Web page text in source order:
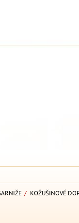
/ KOŽUŠINOVÉ